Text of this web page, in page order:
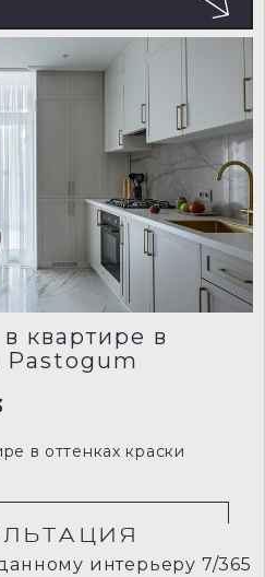
квартире в
Pastogum
в оттенках краски
интерьеру 7/365